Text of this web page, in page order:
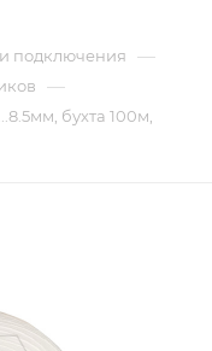
подключения —
—
бухта 100м,